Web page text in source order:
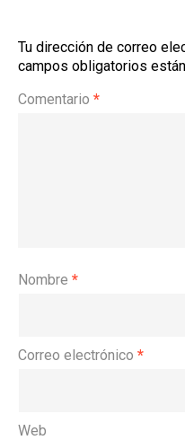
Tu dirección de correo
campos obligatorios
Comentario *
Nombre *
Correo electrónico *
Web